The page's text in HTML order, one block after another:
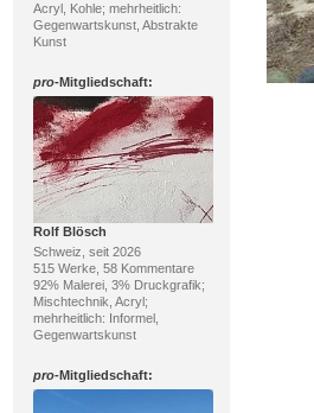
Acryl, Kohle; mehrheitlich:
Gegenwartskunst, Abstrakte
Kunst
pro-Mitgliedschaft:
Rolf Blösch
Schweiz, seit 2026
515 Werke, 58 Kommentare
92% Malerei, 3% Druckgrafik;
Mischtechnik, Acryl;
mehrheitlich: Informel,
Gegenwartskunst
pro-Mitgliedschaft: